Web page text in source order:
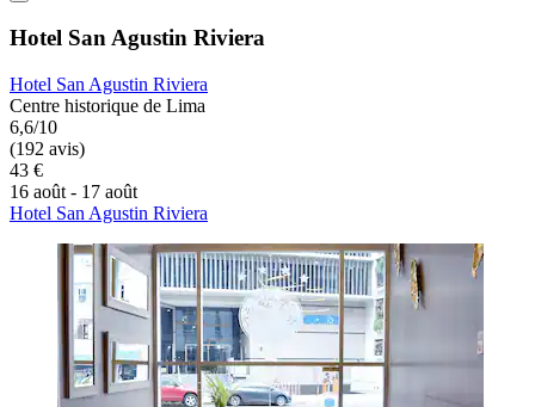
Hotel San Agustin Riviera
Hotel San Agustin Riviera
Centre historique de Lima
6,6/10
(192 avis)
43 €
16 août - 17 août
Hotel San Agustin Riviera